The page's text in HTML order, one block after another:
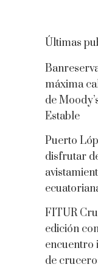
Últimas
máxima
de
Estable
Puerto
disfrutar
FITUR
edición
encuentro
de